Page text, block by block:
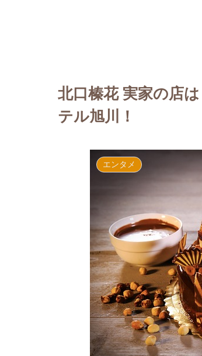
北口榛花 実家の店
テル旭川！
エンタメ